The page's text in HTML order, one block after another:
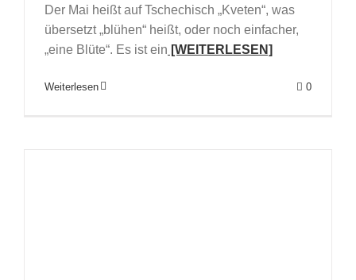
Der Mai heißt auf Tschechisch „Kveten“, was
übersetzt „blühen“ heißt, oder noch einfacher,
„eine Blüte“. Es ist ein [WEITERLESEN]
Weiterlesen 0